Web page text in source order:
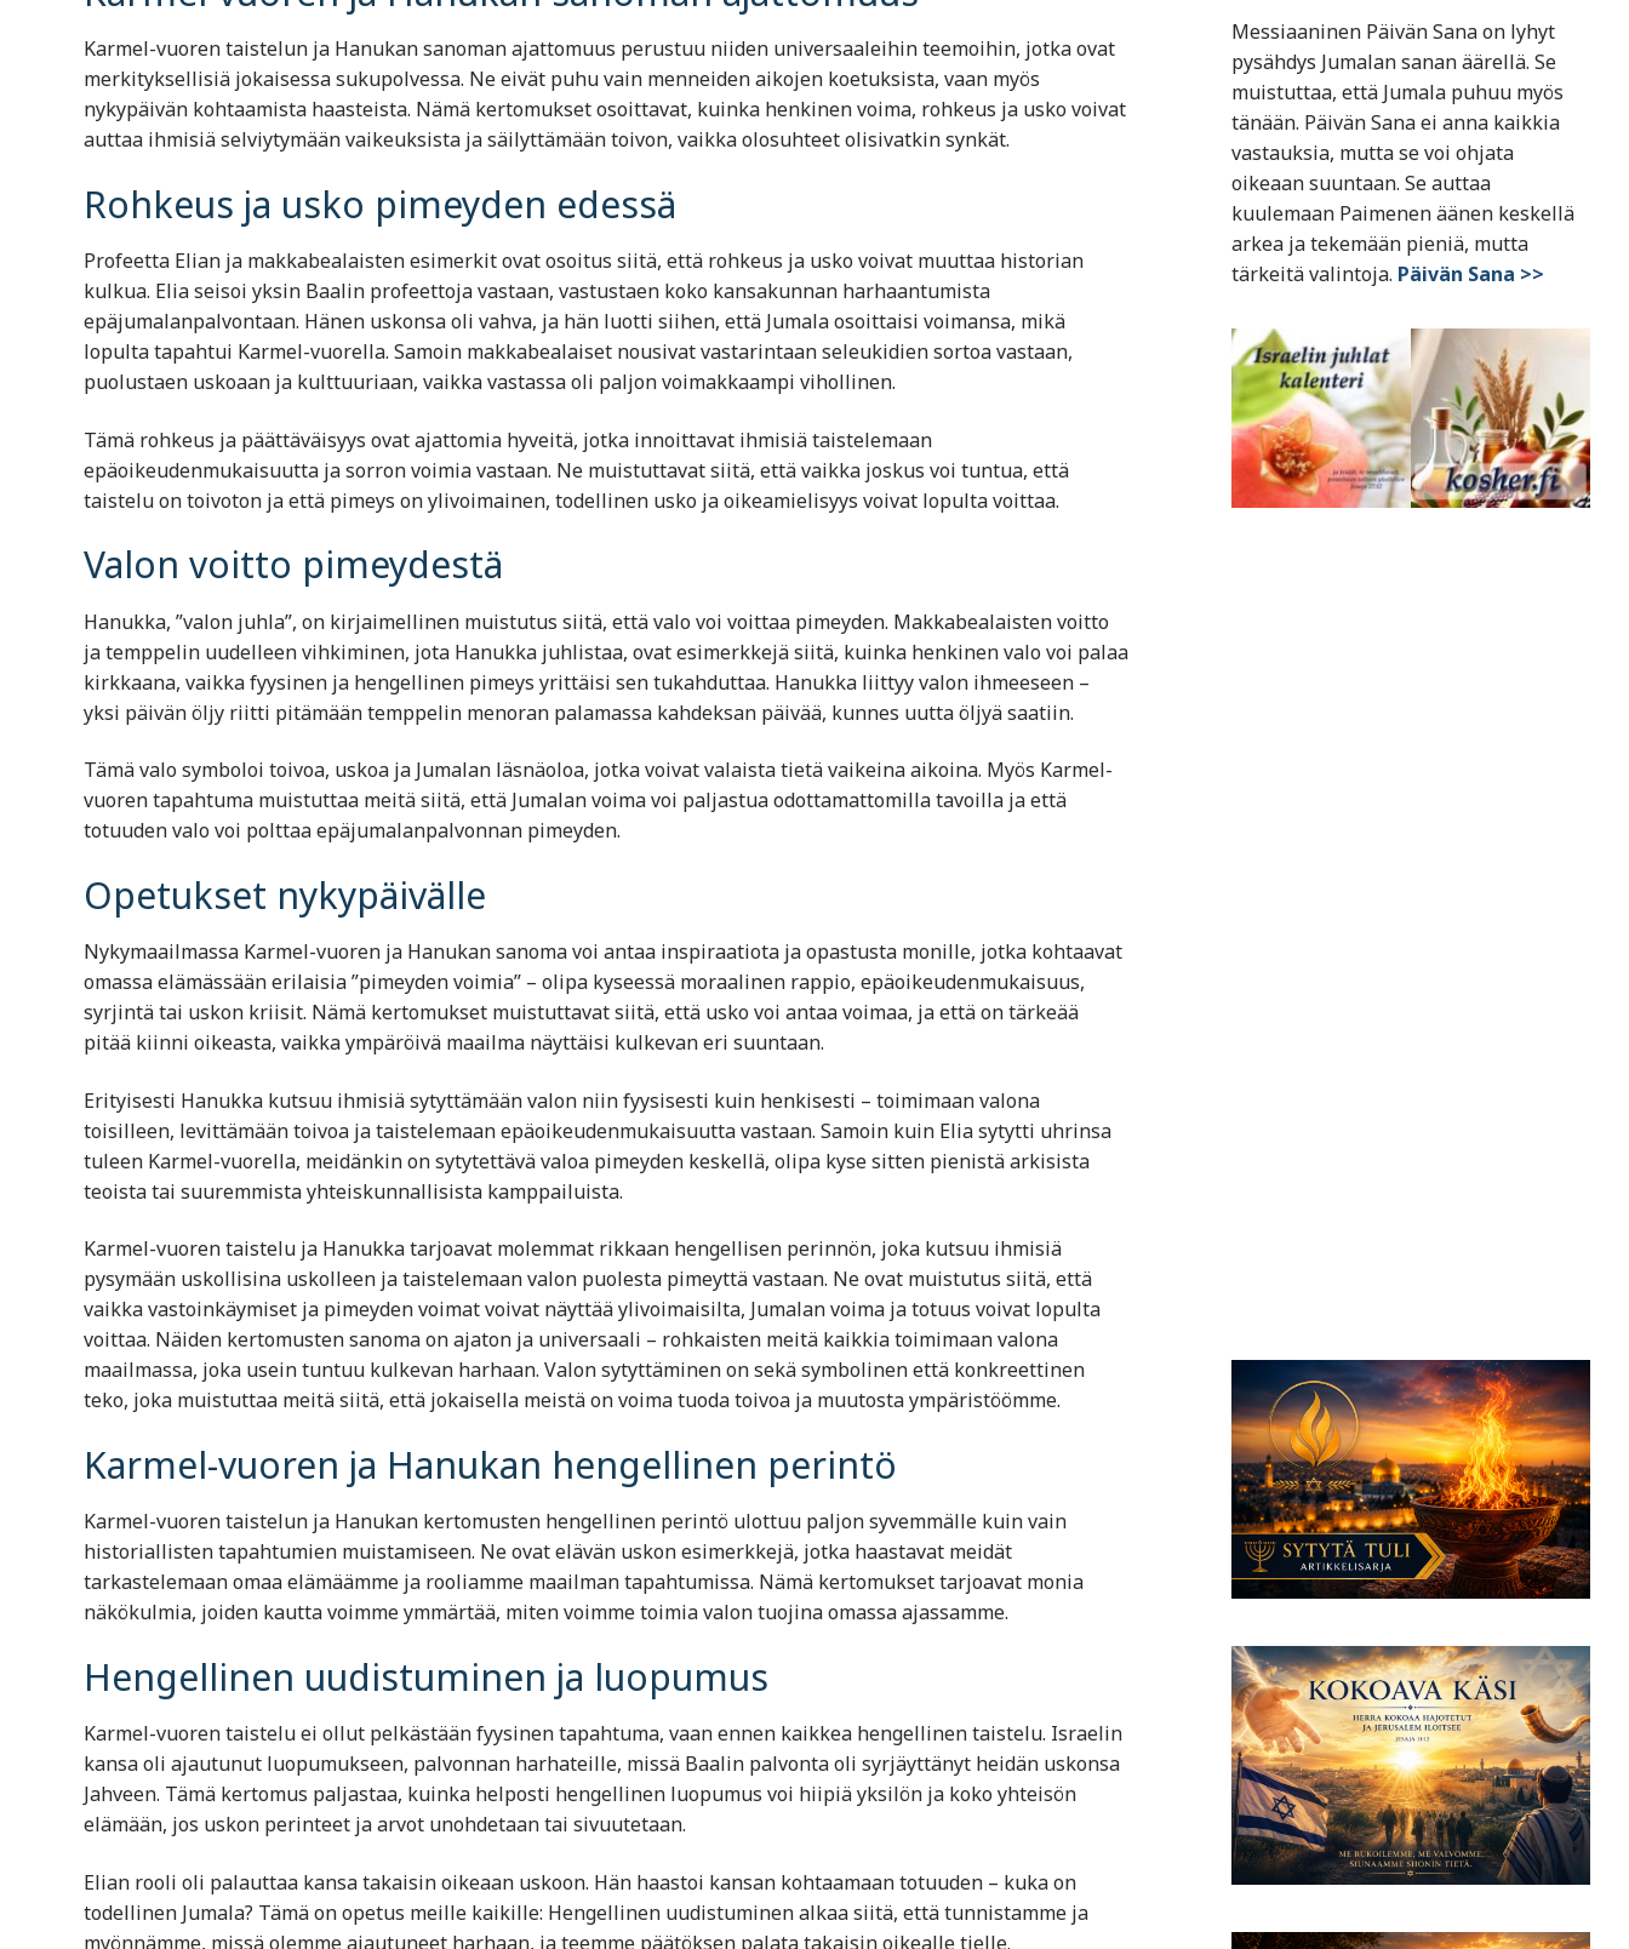
Karmel-vuoren taistelun ja Hanukan sanoman ajattomuus perustuu niiden universaaleihin teemoihin, jotka ovat
merkityksellisiä jokaisessa sukupolvessa. Ne eivät puhu vain menneiden aikojen koetuksista, vaan myös
nykypäivän kohtaamista haasteista. Nämä kertomukset osoittavat, kuinka henkinen voima, rohkeus ja usko voivat
auttaa ihmisiä selviytymään vaikeuksista ja säilyttämään toivon, vaikka olosuhteet olisivatkin synkät.
Rohkeus ja usko pimeyden edessä
Profeetta Elian ja makkabealaisten esimerkit ovat osoitus siitä, että rohkeus ja usko voivat muuttaa historian
kulkua. Elia seisoi yksin Baalin profeettoja vastaan, vastustaen koko kansakunnan harhaantumista
epäjumalanpalvontaan. Hänen uskonsa oli vahva, ja hän luotti siihen, että Jumala osoittaisi voimansa, mikä
lopulta tapahtui Karmel-vuorella. Samoin makkabealaiset nousivat vastarintaan seleukidien sortoa vastaan,
puolustaen uskoaan ja kulttuuriaan, vaikka vastassa oli paljon voimakkaampi vihollinen.
Tämä rohkeus ja päättäväisyys ovat ajattomia hyveitä, jotka innoittavat ihmisiä taistelemaan
epäoikeudenmukaisuutta ja sorron voimia vastaan. Ne muistuttavat siitä, että vaikka joskus voi tuntua, että
taistelu on toivoton ja että pimeys on ylivoimainen, todellinen usko ja oikeamielisyys voivat lopulta voittaa.
Valon voitto pimeydestä
Hanukka, ”valon juhla”, on kirjaimellinen muistutus siitä, että valo voi voittaa pimeyden. Makkabealaisten voitto
ja temppelin uudelleen vihkiminen, jota Hanukka juhlistaa, ovat esimerkkejä siitä, kuinka henkinen valo voi palaa
kirkkaana, vaikka fyysinen ja hengellinen pimeys yrittäisi sen tukahduttaa. Hanukka liittyy valon ihmeeseen –
yksi päivän öljy riitti pitämään temppelin menoran palamassa kahdeksan päivää, kunnes uutta öljyä saatiin.
Tämä valo symboloi toivoa, uskoa ja Jumalan läsnäoloa, jotka voivat valaista tietä vaikeina aikoina. Myös Karmel-
vuoren tapahtuma muistuttaa meitä siitä, että Jumalan voima voi paljastua odottamattomilla tavoilla ja että
totuuden valo voi polttaa epäjumalanpalvonnan pimeyden.
Opetukset nykypäivälle
Nykymaailmassa Karmel-vuoren ja Hanukan sanoma voi antaa inspiraatiota ja opastusta monille, jotka kohtaavat
omassa elämässään erilaisia ”pimeyden voimia” – olipa kyseessä moraalinen rappio, epäoikeudenmukaisuus,
syrjintä tai uskon kriisit. Nämä kertomukset muistuttavat siitä, että usko voi antaa voimaa, ja että on tärkeää
pitää kiinni oikeasta, vaikka ympäröivä maailma näyttäisi kulkevan eri suuntaan.
Erityisesti Hanukka kutsuu ihmisiä sytyttämään valon niin fyysisesti kuin henkisesti – toimimaan valona
toisilleen, levittämään toivoa ja taistelemaan epäoikeudenmukaisuutta vastaan. Samoin kuin Elia sytytti uhrinsa
tuleen Karmel-vuorella, meidänkin on sytytettävä valoa pimeyden keskellä, olipa kyse sitten pienistä arkisista
teoista tai suuremmista yhteiskunnallisista kamppailuista.
Karmel-vuoren taistelu ja Hanukka tarjoavat molemmat rikkaan hengellisen perinnön, joka kutsuu ihmisiä
pysymään uskollisina uskolleen ja taistelemaan valon puolesta pimeyttä vastaan. Ne ovat muistutus siitä, että
vaikka vastoinkäymiset ja pimeyden voimat voivat näyttää ylivoimaisilta, Jumalan voima ja totuus voivat lopulta
voittaa. Näiden kertomusten sanoma on ajaton ja universaali – rohkaisten meitä kaikkia toimimaan valona
maailmassa, joka usein tuntuu kulkevan harhaan. Valon sytyttäminen on sekä symbolinen että konkreettinen
teko, joka muistuttaa meitä siitä, että jokaisella meistä on voima tuoda toivoa ja muutosta ympäristöömme.
Karmel-vuoren ja Hanukan hengellinen perintö
Karmel-vuoren taistelun ja Hanukan kertomusten hengellinen perintö ulottuu paljon syvemmälle kuin vain
historiallisten tapahtumien muistamiseen. Ne ovat elävän uskon esimerkkejä, jotka haastavat meidät
tarkastelemaan omaa elämäämme ja rooliamme maailman tapahtumissa. Nämä kertomukset tarjoavat monia
näkökulmia, joiden kautta voimme ymmärtää, miten voimme toimia valon tuojina omassa ajassamme.
Hengellinen uudistuminen ja luopumus
Karmel-vuoren taistelu ei ollut pelkästään fyysinen tapahtuma, vaan ennen kaikkea hengellinen taistelu. Israelin
kansa oli ajautunut luopumukseen, palvonnan harhateille, missä Baalin palvonta oli syrjäyttänyt heidän uskonsa
Jahveen. Tämä kertomus paljastaa, kuinka helposti hengellinen luopumus voi hiipiä yksilön ja koko yhteisön
elämään, jos uskon perinteet ja arvot unohdetaan tai sivuutetaan.
Elian rooli oli palauttaa kansa takaisin oikeaan uskoon. Hän haastoi kansan kohtaamaan totuuden – kuka on
todellinen Jumala? Tämä on opetus meille kaikille: Hengellinen uudistuminen alkaa siitä, että tunnistamme ja
myönnämme, missä olemme ajautuneet harhaan, ja teemme päätöksen palata takaisin oikealle tielle.
Messiaaninen Päivän Sana on lyhyt
pysähdys Jumalan sanan äärellä. Se
muistuttaa, että Jumala puhuu myös
tänään. Päivän Sana ei anna kaikkia
vastauksia, mutta se voi ohjata
oikeaan suuntaan. Se auttaa
kuulemaan Paimenen äänen keskellä
arkea ja tekemään pieniä, mutta
tärkeitä valintoja. Päivän Sana >>